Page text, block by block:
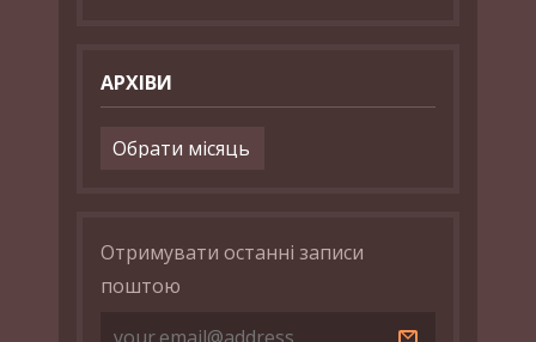
АРХІВИ
Архіви
Отримувати останні записи
поштою